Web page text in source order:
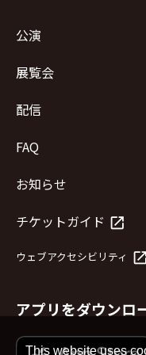
This website uses
アプリをダウンロ
公演
展覧会
配信
FAQ
お知らせ
チケットガイド launch
ウェブアクセシビリティ launch